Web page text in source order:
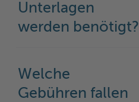
Unterlagen
werden benötigt?
Welche
Gebühren fallen